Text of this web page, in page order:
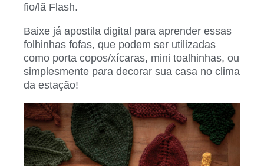
fio/lã Flash.
Baixe já apostila digital para aprender essas
folhinhas fofas, que podem ser utilizadas
como porta copos/xícaras, mini toalhinhas, ou
simplesmente para decorar sua casa no clima
da estação!